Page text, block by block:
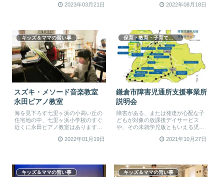
2023年03月21日 2022年08月18日
キッズ＆ママの習い事
スズキ・メソード音楽教室
永田ピアノ教室
海を見下ろす七里ヶ浜の小高い丘の
住宅地の中、七里ヶ浜小学校のすぐ
近くに永田ピアノ教室はあります。
2022年01月19日
保育・教育・子育て支援
鎌倉市障害児通所支援事業所
説明会
障害がある、または発達が心配な子
どもが対象の放課後デイサービス
や、その未就学児版ともいえる児童
2021年10月27日
キッズ＆ママの習い事 キッズ＆ママの習い事